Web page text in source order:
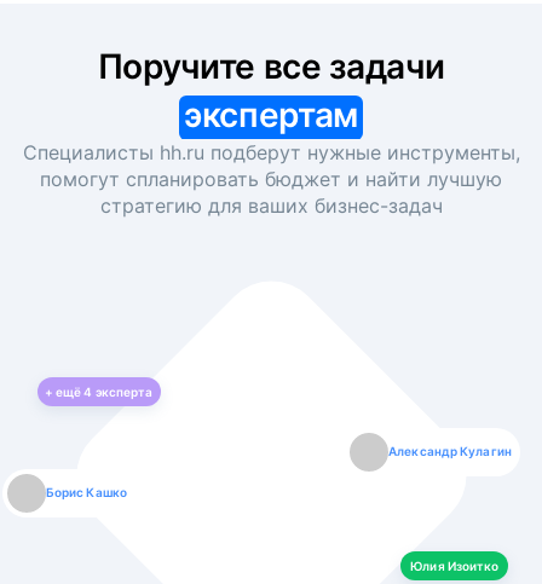
экспертам
Специалисты hh.ru подберут нужные инструменты,
помогут спланировать бюджет и найти лучшую
стратегию для ваших бизнес-задач
+ ещё4 эксперта
Борис Кашко
Александр Кулагин
Юлия Изоитко
Юлия Изоитко
Даниил Макаров
Александр Кулагин
Екатерина Лазаренко
Даниил Макаров
Борис Кашко
Екатерина Лазаренко
Юлия Изоитко